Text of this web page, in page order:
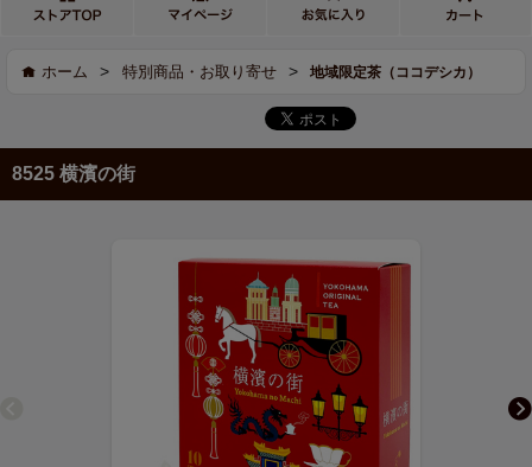
ホーム > 特別商品・お取り寄せ > 地域限定茶（ココデシカ）
8525 横濱の街